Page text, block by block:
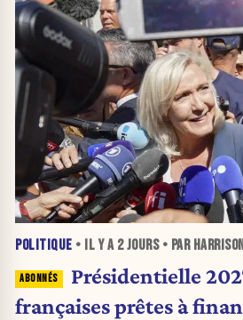
POLITIQUE • IL Y A 2 JOURS• PAR
Présidentielle
françaises prêtes à